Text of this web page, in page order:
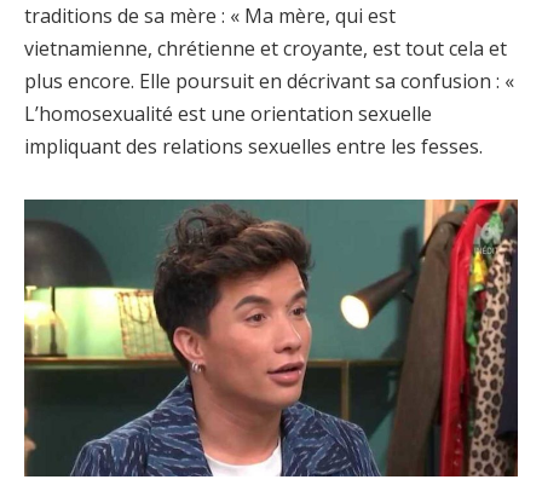
traditions de sa mère : « Ma mère, qui est
vietnamienne, chrétienne et croyante, est tout cela et
plus encore. Elle poursuit en décrivant sa confusion : «
L’homosexualité est une orientation sexuelle
impliquant des relations sexuelles entre les fesses.